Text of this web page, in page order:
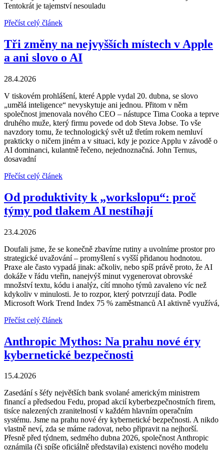
Tentokrát je tajemství nesouladu
Přečíst celý článek
Tři změny na nejvyšších místech v Apple
a ani slovo o AI
28.4.2026
V tiskovém prohlášení, které Apple vydal 20. dubna, se slovo
„umělá inteligence“ nevyskytuje ani jednou. Přitom v něm
společnost jmenovala nového CEO – nástupce Tima Cooka a teprve
druhého muže, který firmu povede od dob Steva Jobse. To vše
navzdory tomu, že technologický svět už třetím rokem nemluví
prakticky o ničem jiném a v situaci, kdy je pozice Applu v závodě o
AI dominanci, kulantně řečeno, nejednoznačná. John Ternus,
dosavadní
Přečíst celý článek
Od produktivity k „workslopu“: proč
týmy pod tlakem AI nestíhají
23.4.2026
Doufali jsme, že se konečně zbavíme rutiny a uvolníme prostor pro
strategické uvažování – promyšlení s vyšší přidanou hodnotou.
Praxe ale často vypadá jinak: ačkoliv, nebo spíš právě proto, že AI
dokáže v řádu vteřin, nanejvýš minut vygenerovat obrovské
množství textu, kódu i analýz, cítí mnoho týmů zavaleno víc než
kdykoliv v minulosti. Je to rozpor, který potvrzují data. Podle
Microsoft Work Trend Index 75 % zaměstnanců AI aktivně využívá,
Přečíst celý článek
Anthropic Mythos: Na prahu nové éry
kybernetické bezpečnosti
15.4.2026
Zasedání s šéfy největších bank svolané americkým ministrem
financí a předsedou Fedu, propad akcií kyberbezpečnostních firem,
tisíce nalezených zranitelností v každém hlavním operačním
systému. Jsme na prahu nové éry kybernetické bezpečnosti. A nikdo
vlastně neví, zda se máme radovat, nebo připravit na nejhorší.
Přesně před týdnem, sedmého dubna 2026, společnost Anthropic
oznámila (či spíše oficiálně představila) existenci nového modelu